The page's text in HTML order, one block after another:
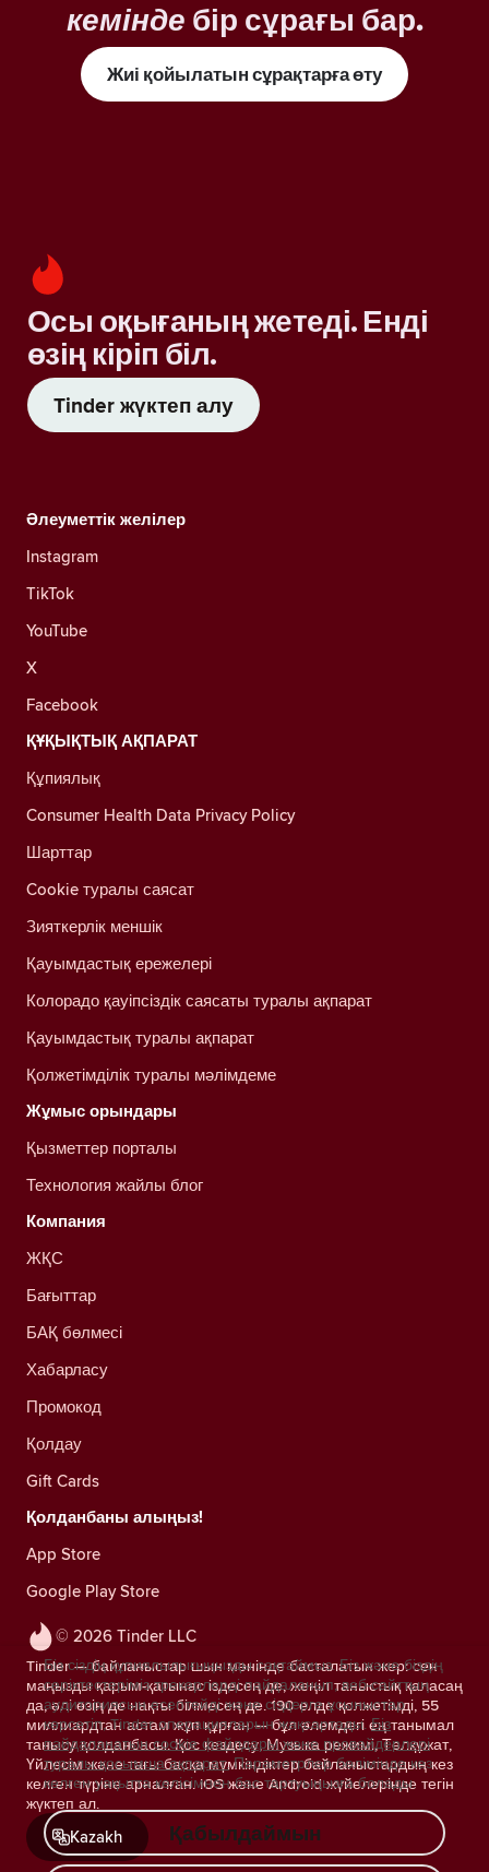
кемінде бір сұрағы бар.
Жиі қойылатын сұрақтарға өту
Осы оқығаның жетеді. Енді
өзің кіріп біл.
Tinder жүктеп алу
© 2026 Tinder LLC
Tinder — байланыстар шын мәнінде басталатын жер: сен
маңызды қарым-қатынас іздесең де, жеңіл таныстық қаласаң
да, әлі өзің де нақты білмесең де. 190 елде қолжетімді, 55
миллиардтан астам жұп құрған — бұл әлемдегі ең танымал
танысу қолданбасы. Қос кездесу, Музыка режимі, Төлқұжат,
Үйлесім және тағы басқа мүмкіндіктер байланыстардың кез
келген түріне арналған. iOS және Android жүйелерінде тегін
жүктеп ал.
Kazakh
Әлеуметтік желілер
Instagram
TikTok
YouTube
X
Facebook
ҚҰҚЫҚТЫҚ АҚПАРАТ
Құпиялық
Consumer Health Data Privacy Policy
Шарттар
Cookie туралы саясат
Зияткерлік меншік
Қауымдастық ережелері
Колорадо қауіпсіздік саясаты туралы ақпарат
Қауымдастық туралы ақпарат
Қолжетімділік туралы мәлімдеме
Жұмыс орындары
Қызметтер порталы
Технология жайлы блог
Компания
ЖҚС
Бағыттар
БАҚ бөлмесі
Хабарласу
Промокод
Қолдау
Gift Cards
Қолданбаны алыңыз!
App Store
Google Play Store
Біз сіздің құпиялылығыңызды сақтаймыз. Біз және біздің
серіктестеріміз трекерлерді пайдаланып, веб-сайттың
аудиториясын есептейді және сіздерге ұсыныстар
көрсетіп, Tinder операцияларын жақсартады. Біз
пайдаланатын cookie файлдары және провайдерлері
туралы қосымша ақпарат. Параметрлер бөлімінде кез
келген уақытта келісімнен бас тартуыңызға болады.
Қабылдаймын